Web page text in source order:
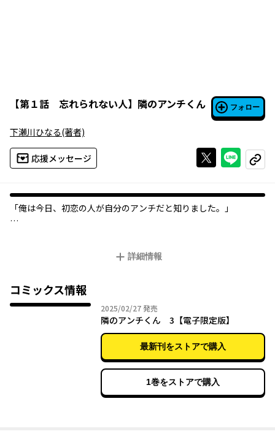
【第１話 忘れられない人】 隣のアンチくん フォロー
下瀬川ひなる(著者)
応援メッセージ Xで投稿する
ライン
コピー
「俺は今日、初恋の人が自分のアンチだと知りました。」
ぐらを探すため、美しさを磨き続けていた。
学生になったもぐらだった!!
喜んだのも束の間、もぐらはCROWLEYのセンター・アサヒの大フ
ァンで、清志郎の過激アンチだとわかって…!?
詳細情報
コミックス情報
2025/02/272025年02月27日
発売
隣のアンチくん 3【電子限定版】
最新刊をストアで購入
1巻をストアで購入